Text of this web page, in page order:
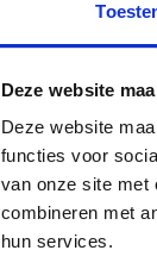
Deze website
Deze website
functies voor
van onze site met
combineren met
hun services.